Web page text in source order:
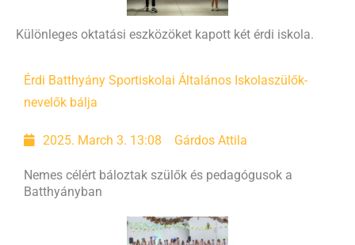
Különleges oktatási eszközöket kapott két érdi iskola.
Érdi Batthyány Sportiskolai Általános Iskolaszülők-
nevelők bálja
2025. March 3. 13:08 Gárdos Attila
Nemes célért báloztak szülők és pedagógusok a
Batthyányban